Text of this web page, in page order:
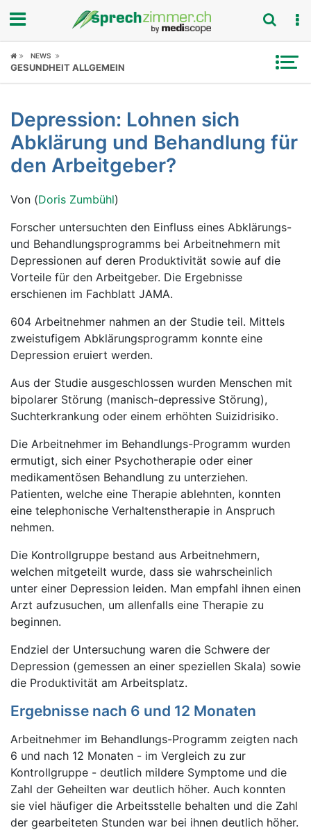
Fokus
Symptome
Untersuchungen
News
Ratgeber
Rubriken
NEWS
GESUNDHEIT ALLGEMEIN
Depression: Lohnen sich
Abklärung und Behandlung für
den Arbeitgeber?
Von (Doris Zumbühl)
Forscher untersuchten den Einfluss eines Abklärungs-
und Behandlungsprogramms bei Arbeitnehmern mit
Depressionen auf deren Produktivität sowie auf die
Vorteile für den Arbeitgeber. Die Ergebnisse
erschienen im Fachblatt JAMA.
604 Arbeitnehmer nahmen an der Studie teil. Mittels
zweistufigem Abklärungsprogramm konnte eine
Depression eruiert werden.
Aus der Studie ausgeschlossen wurden Menschen mit
bipolarer Störung (manisch-depressive Störung),
Suchterkrankung oder einem erhöhten Suizidrisiko.
Die Arbeitnehmer im Behandlungs-Programm wurden
ermutigt, sich einer Psychotherapie oder einer
medikamentösen Behandlung zu unterziehen.
Patienten, welche eine Therapie ablehnten, konnten
eine telephonische Verhaltenstherapie in Anspruch
nehmen.
Die Kontrollgruppe bestand aus Arbeitnehmern,
welchen mitgeteilt wurde, dass sie wahrscheinlich
unter einer Depression leiden. Man empfahl ihnen einen
Arzt aufzusuchen, um allenfalls eine Therapie zu
beginnen.
Endziel der Untersuchung waren die Schwere der
Depression (gemessen an einer speziellen Skala) sowie
die Produktivität am Arbeitsplatz.
Ergebnisse nach 6 und 12 Monaten
Arbeitnehmer im Behandlungs-Programm zeigten nach
6 und nach 12 Monaten - im Vergleich zu zur
Kontrollgruppe - deutlich mildere Symptome und die
Zahl der Geheilten war deutlich höher. Auch konnten
sie viel häufiger die Arbeitsstelle behalten und die Zahl
der gearbeiteten Stunden war bei ihnen deutlich höher.